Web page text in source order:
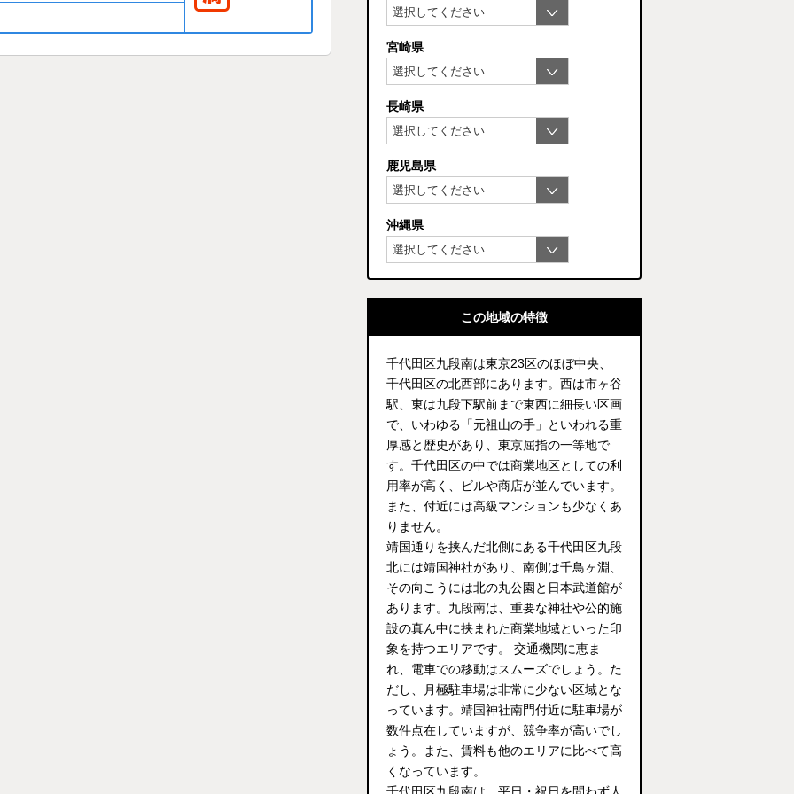
宮崎県
長崎県
鹿児島県
沖縄県
この地域の特徴
千代田区九段南は東京23区のほぼ中央、
千代田区の北西部にあります。西は市ヶ谷
駅、東は九段下駅前まで東西に細長い区画
で、いわゆる「元祖山の手」といわれる重
厚感と歴史があり、東京屈指の一等地で
す。千代田区の中では商業地区としての利
用率が高く、ビルや商店が並んでいます。
また、付近には高級マンションも少なくあ
りません。
靖国通りを挟んだ北側にある千代田区九段
北には靖国神社があり、南側は千鳥ヶ淵、
その向こうには北の丸公園と日本武道館が
あります。九段南は、重要な神社や公的施
設の真ん中に挟まれた商業地域といった印
象を持つエリアです。 交通機関に恵ま
れ、電車での移動はスムーズでしょう。た
だし、月極駐車場は非常に少ない区域とな
っています。靖国神社南門付近に駐車場が
数件点在していますが、競争率が高いでし
ょう。また、賃料も他のエリアに比べて高
くなっています。